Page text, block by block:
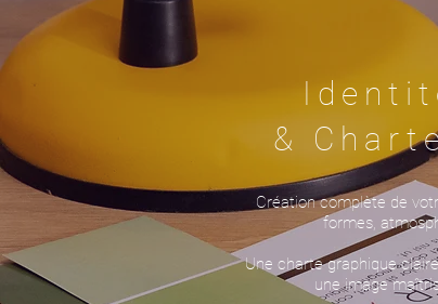
&
Création complète de
formes,
Une charte graphique
une image